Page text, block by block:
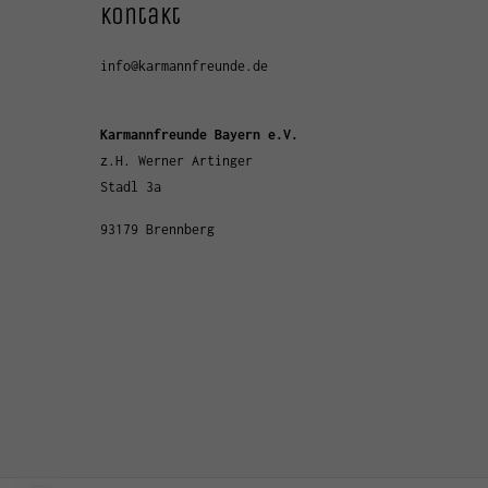
Kontakt
info@karmannfreunde.de
Karmannfreunde Bayern e.V.
z.H. Werner Artinger
Stadl 3a
93179 Brennberg